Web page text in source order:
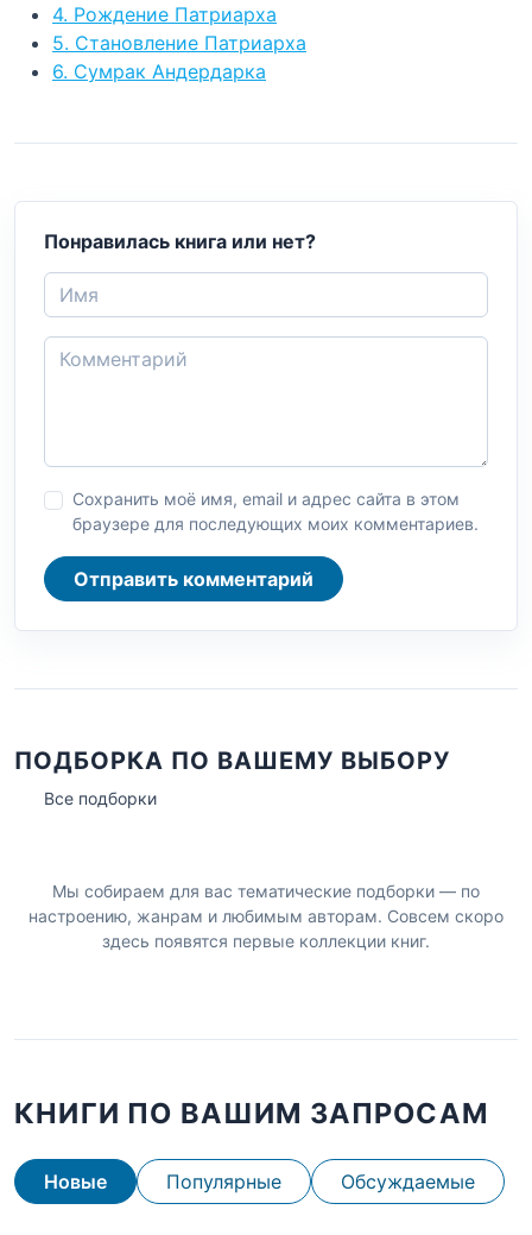
4. Рождение Патриарха
5. Становление Патриарха
6. Сумрак Андердарка
Понравилась книга или нет?
Сохранить моё имя, email и адрес сайта в этом
браузере для последующих моих комментариев.
Отправить комментарий
ПОДБОРКА ПО ВАШЕМУ ВЫБОРУ
Все подборки
Мы собираем для вас тематические подборки — по
настроению, жанрам и любимым авторам. Совсем скоро
здесь появятся первые коллекции книг.
КНИГИ ПО ВАШИМ ЗАПРОСАМ
Новые Популярные Обсуждаемые